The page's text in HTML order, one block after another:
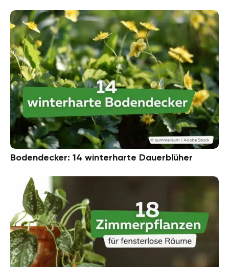
Bodendecker: 14 winterharte Dauerblüher